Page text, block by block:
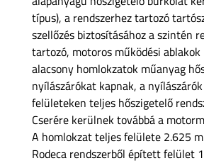
típus), a rendszerhez tartozó
szellőzés biztosításához a szintén
tartozó, motoros működési ablakok
alacsony homlokzatok műanyag
nyílászárókat kapnak, a
felületeken teljes hőszigetelő
Cserére kerülnek továbbá a
A homlokzat teljes felülete 2.625
Rodeca rendszerből épített felület